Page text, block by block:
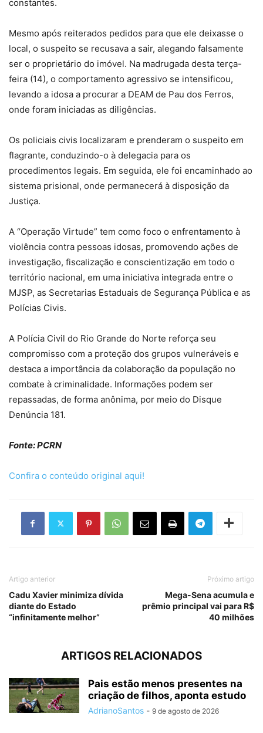
constantes.
Mesmo após reiterados pedidos para que ele deixasse o
local, o suspeito se recusava a sair, alegando falsamente
ser o proprietário do imóvel. Na madrugada desta terça-
feira (14), o comportamento agressivo se intensificou,
levando a idosa a procurar a DEAM de Pau dos Ferros,
onde foram iniciadas as diligências.
Os policiais civis localizaram e prenderam o suspeito em
flagrante, conduzindo-o à delegacia para os
procedimentos legais. Em seguida, ele foi encaminhado ao
sistema prisional, onde permanecerá à disposição da
Justiça.
A “Operação Virtude” tem como foco o enfrentamento à
violência contra pessoas idosas, promovendo ações de
investigação, fiscalização e conscientização em todo o
território nacional, em uma iniciativa integrada entre o
MJSP, as Secretarias Estaduais de Segurança Pública e as
Polícias Civis.
A Polícia Civil do Rio Grande do Norte reforça seu
compromisso com a proteção dos grupos vulneráveis e
destaca a importância da colaboração da população no
combate à criminalidade. Informações podem ser
repassadas, de forma anônima, por meio do Disque
Denúncia 181.
Fonte: PCRN
Confira o conteúdo original aqui!
Artigo anterior
Cadu Xavier minimiza dívida
diante do Estado
“infinitamente melhor”
Próximo artigo
Mega-Sena acumula e
prêmio principal vai para R$
40 milhões
ARTIGOS RELACIONADOS
Pais estão menos presentes na
criação de filhos, aponta estudo
AdrianoSantos - 9 de agosto de 2026